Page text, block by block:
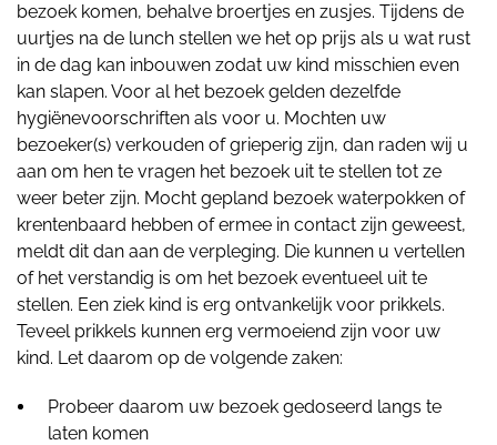
bezoek komen, behalve broertjes en zusjes. Tijdens de
uurtjes na de lunch stellen we het op prijs als u wat rust
in de dag kan inbouwen zodat uw kind misschien even
kan slapen. Voor al het bezoek gelden dezelfde
hygiënevoorschriften als voor u. Mochten uw
bezoeker(s) verkouden of grieperig zijn, dan raden wij u
aan om hen te vragen het bezoek uit te stellen tot ze
weer beter zijn. Mocht gepland bezoek waterpokken of
krentenbaard hebben of ermee in contact zijn geweest,
meldt dit dan aan de verpleging. Die kunnen u vertellen
of het verstandig is om het bezoek eventueel uit te
stellen. Een ziek kind is erg ontvankelijk voor prikkels.
Teveel prikkels kunnen erg vermoeiend zijn voor uw
kind. Let daarom op de volgende zaken:
Probeer daarom uw bezoek gedoseerd langs te
laten komen